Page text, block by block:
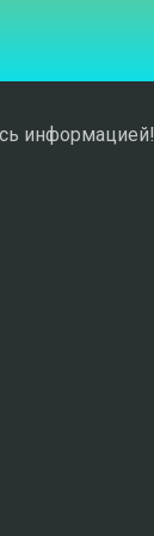
информацией!